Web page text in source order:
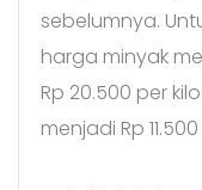
sebelumnya.
harga minyak
Rp 20.500 per
menjadi Rp